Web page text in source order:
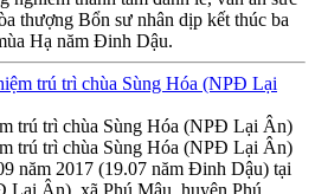
thượng Bổn sư nhân dịp kết thúc ba
Hạ năm Đinh Dậu.
trú trì chùa Sùng Hóa (NPĐ Lại Ân)
trú trì chùa Sùng Hóa (NPĐ Lại Ân)
năm 2017 (19.07 năm Đinh Dậu) tại